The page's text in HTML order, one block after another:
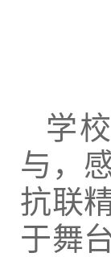
学
与，
抗联
于舞